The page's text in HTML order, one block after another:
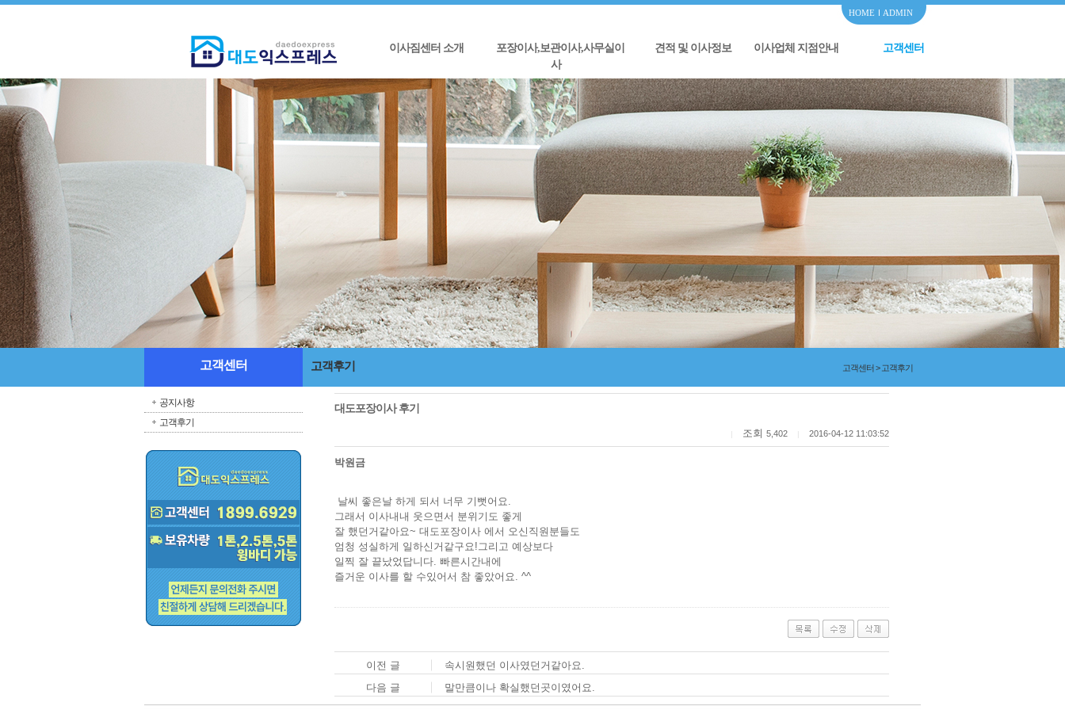
HOME ADMIN
이사짐센터 소개
포장이사,보관이사,사무실이
사
견적 및 이사정보 이사업체 지점안내 고객센터
고객센터
공지사항
고객후기
고객후기 고객센터 > 고객후기
대도포장이사 후기
조회 5,402 2016-04-12 11:03:52
박원금
날씨 좋은날 하게 되서 너무 기뻣어요.
그래서 이사내내 웃으면서 분위기도 좋게
잘 했던거같아요~ 대도포장이사 에서 오신직원분들도
엄청 성실하게 일하신거같구요!그리고 예상보다
일찍 잘 끝났었답니다. 빠른시간내에
즐거운 이사를 할 수있어서 참 좋았어요. ^^
이전 글
속시원했던 이사였던거같아요.
다음 글
말만큼이나 확실했던곳이였어요.